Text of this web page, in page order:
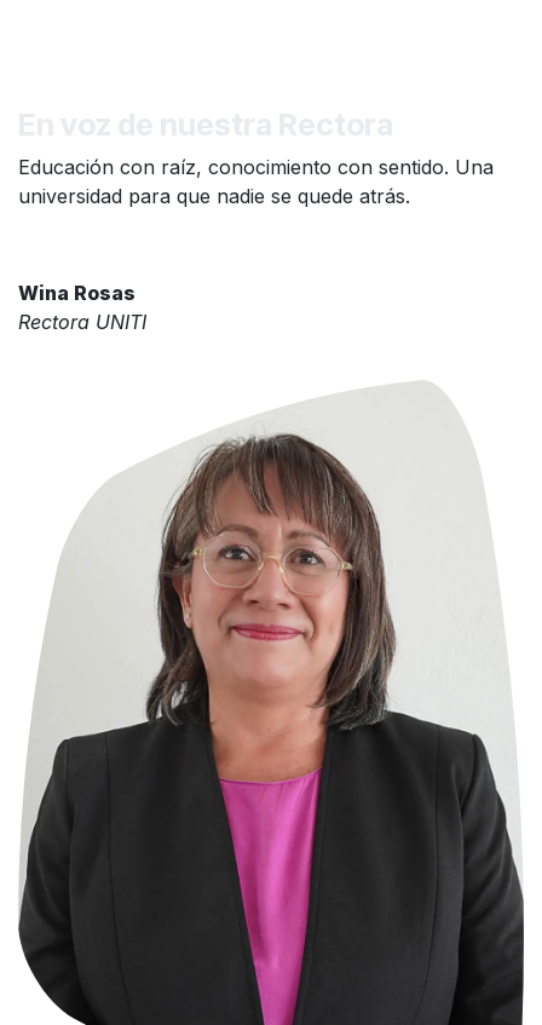
Educación con raíz, conocimiento con sentido. Una
universidad para que nadie se quede atrás.
Wina Rosas
Rectora UNITI